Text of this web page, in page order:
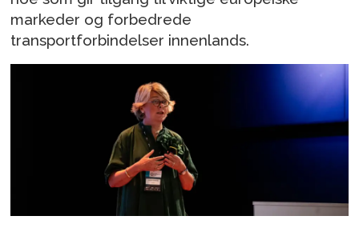
markeder og forbedrede
transportforbindelser innenlands.